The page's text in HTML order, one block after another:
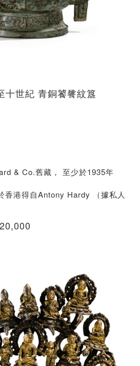
十世紀 青銅饕餮紋簋
& Co.舊藏， 至少於1935年
香港得自Antony Hardy （據私人